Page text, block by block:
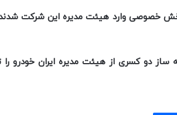
مدیره جدید برگزار شد و در نهایت ۵ عضو از بخش خصوصی وارد هیئت مدیره این
صدا و سیما؛ سال ۱۴۰۱ بود که یک شرکت قطعه ساز دو کسری از هیئت مدیره ایران